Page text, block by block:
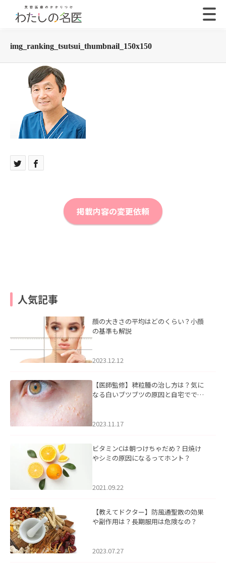
img_ranking_tsutsui_thumbnail_150x150
掲載内容の変更依頼
人気記事
顔の大きさの平均はどのくらい？小顔
の基準も解説
2023.12.12
【医師監修】稗粒腫の治し方は？気に
なる白いブツブツの原因と自宅ででき
2023.11.17
ビタミンCは朝つけちゃだめ？日焼け
やシミの原因になるってホント？
2021.09.22
【教えてドクター】防風通聖散の効果
や副作用は？長期服用は危険なの？
2023.07.27